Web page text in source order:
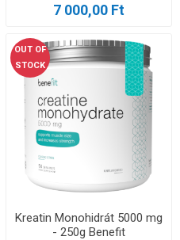
7 000,00 Ft
OUT OF
STOCK
Kreatin Monohidrát 5000 mg
- 250g Benefit